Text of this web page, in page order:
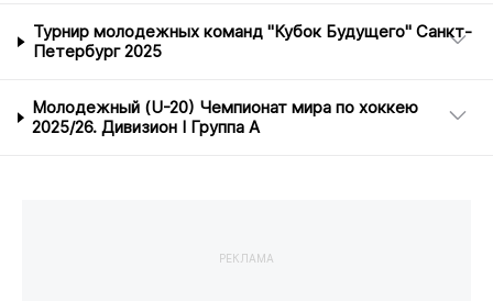
Турнир молодежных команд "Кубок Будущего" Санкт-
Петербург 2025
Молодежный (U-20) Чемпионат мира по хоккею
2025/26. Дивизион I Группа А
РЕКЛАМА